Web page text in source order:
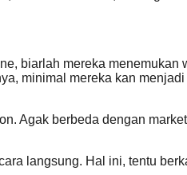
biarlah mereka
minimal mereka kan
Agak berbeda dengan
langsung. Hal ini, tentu